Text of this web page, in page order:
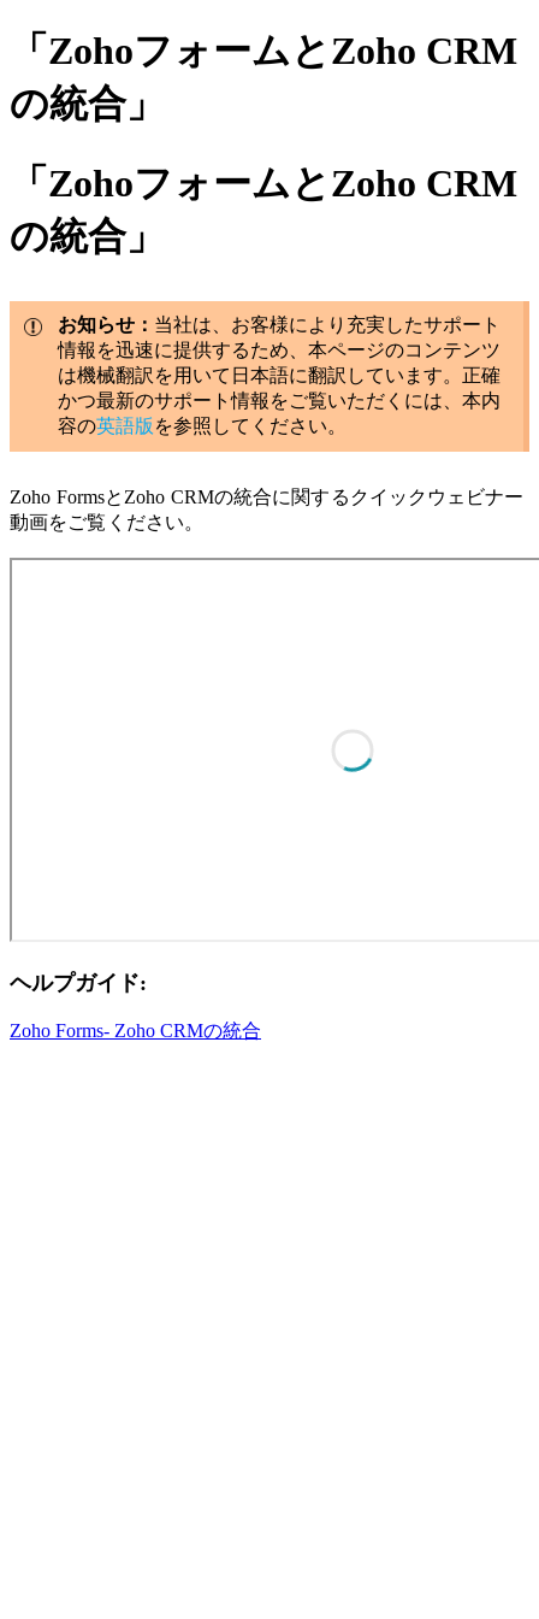
「ZohoフォームとZoho CRM
の統合」
「ZohoフォームとZoho CRM
の統合」
お知らせ： 当社は、お客様により充実したサポート
情報を迅速に提供するため、本ページのコンテンツ
は機械翻訳を用いて日本語に翻訳しています。正確
かつ最新のサポート情報をご覧いただくには、本内
容の英語版 を参照してください。
Zoho FormsとZoho CRMの統合に関するクイックウェビナー
動画をご覧ください。
ヘルプガイド:
Zoho Forms- Zoho CRMの統合